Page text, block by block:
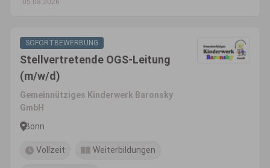
05.08.2026
SOFORTBEWERBUNG
Stellvertretende OGS-Leitung
(m/w/d)
Gemeinnütziges Kinderwerk Baronsky
GmbH
Bonn
Vollzeit Weiterbildungen